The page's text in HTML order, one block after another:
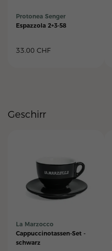
Protonea Senger
Espazzola 2+3-58
33.00 CHF
Geschirr
La Marzocco
Cappuccinotassen-Set -
schwarz